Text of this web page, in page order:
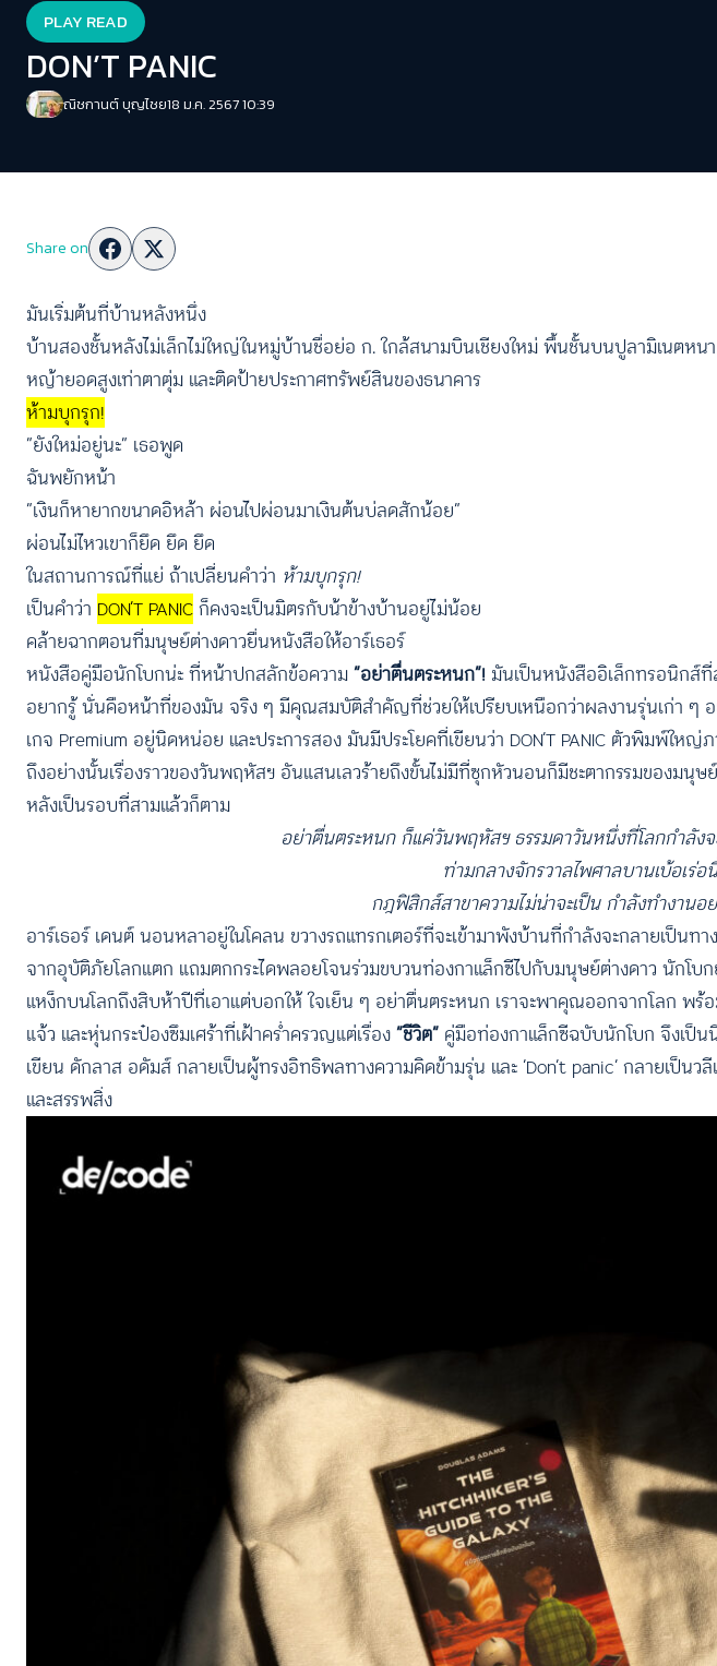
PLAY READ
DON’T PANIC
ณิชกานต์ บุญไชย18 ม.ค. 2567 10:39
Share on
มันเริ่มต้นที่บ้านหลังหนึ่ง
บ้านสองชั้นหลังไม่เล็กไม่ใหญ่ในหมู่บ้านชื่อย่อ ก. ใกล้สนามบินเชียงใหม่ พื้นชั้นบนปูลามิเนตหน
หญ้ายอดสูงเท่าตาตุ่ม และติดป้ายประกาศทรัพย์สินของธนาคาร
ห้ามบุกรุก!
“ยังใหม่อยู่นะ” เธอพูด
ฉันพยักหน้า
“เงินก็หายากขนาดอิหล้า ผ่อนไปผ่อนมาเงินต้นบ่ลดสักน้อย”
ผ่อนไม่ไหวเขาก็ยึด ยึด ยึด
ในสถานการณ์ที่แย่ ถ้าเปลี่ยนคำว่า ห้ามบุกรุก!
เป็นคำว่า DON’T PANICก็คงจะเป็นมิตรกับน้าข้างบ้านอยู่ไม่น้อย
คล้ายฉากตอนที่มนุษย์ต่างดาวยื่นหนังสือให้อาร์เธอร์
หนังสือคู่มือนักโบกน่ะที่หน้าปกสลักข้อความ“อย่าตื่นตระหนก”! มันเป็นหนังสืออิเล็กทรอนิกส์ที่
อยากรู้ นั่นคือหน้าที่ของมัน จริง ๆ มีคุณสมบัติสำคัญที่ช่วยให้เปรียบเหนือกว่าผลงานรุ่นเก่า ๆ
เกจ Premium อยู่นิดหน่อย และประการสอง มันมีประโยคที่เขียนว่า DON’T PANIC ตัวพิมพ์ให
ถึงอย่างนั้นเรื่องราวของวันพฤหัสฯ อันแสนเลวร้ายถึงขั้นไม่มีที่ซุกหัวนอนก็มีชะตากรรมของม
หลังเป็นรอบที่สามแล้วก็ตาม
อย่าตื่นตระหนก ก็แค่วันพฤหัสฯ ธรรมดาวันหนึ่งที่โลกกำลัง
ท่ามกลางจักรวาลไพศาลบานเบ้อเร่อนี้
กฎฟิสิกส์สาขาความไม่น่าจะเป็น กำลังทำงานอ
อาร์เธอร์ เดนต์ นอนหลาอยู่ในโคลน ขวางรถแทรกเตอร์ที่จะเข้ามาพังบ้านที่กำลังจะกลายเป็นท
จากอุบัติภัยโลกแตก แถมตกกระไดพลอยโจนร่วมขบวนท่องกาแล็กซีไปกับมนุษย์ต่างดาว นักโ
แหง็กบนโลกถึงสิบห้าปีที่เอาแต่บอกให้ ใจเย็น ๆ อย่าตื่นตระหนก เราจะพาคุณออกจากโลก พร้
แจ้ว และหุ่นกระป๋องซึมเศร้าที่เฝ้าคร่ำครวญแต่เรื่อง“ชีวิต” คู่มือท่องกาแล็กซีฉบับนักโบก จึงเป็น
เขียน ดักลาส อดัมส์ กลายเป็นผู้ทรงอิทธิพลทางความคิดข้ามรุ่น และ ‘Don’t panic’ กลายเป็
และสรรพสิ่ง